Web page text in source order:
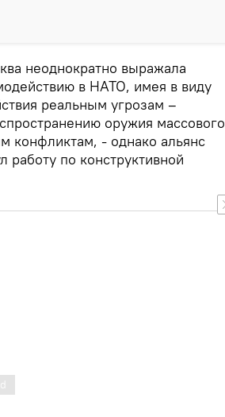
неоднократно выражала
в НАТО, имея в виду
реальным угрозам –
оружия массового
конфликтам, - однако альянс
работу по конструктивной